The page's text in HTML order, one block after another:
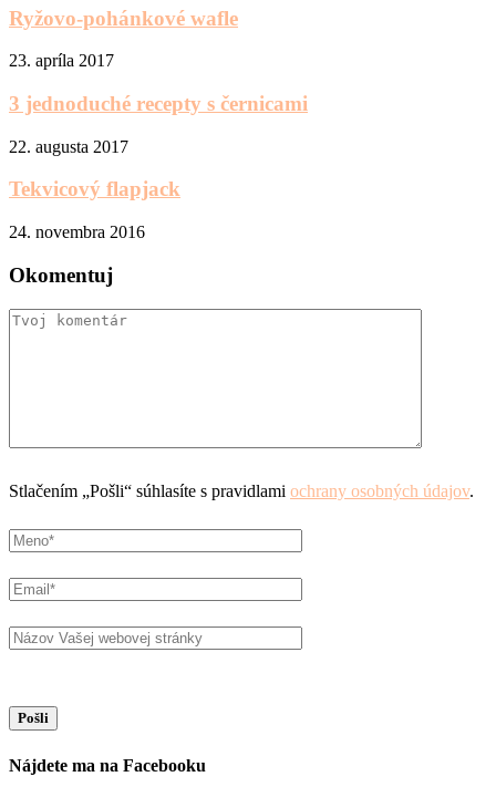
Ryžovo-pohánkové wafle
23. apríla 2017
3 jednoduché recepty s černicami
22. augusta 2017
Tekvicový flapjack
24. novembra 2016
Okomentuj
Stlačením „Pošli“ súhlasíte s pravidlami ochrany osobných údajov.
Nájdete ma na Facebooku